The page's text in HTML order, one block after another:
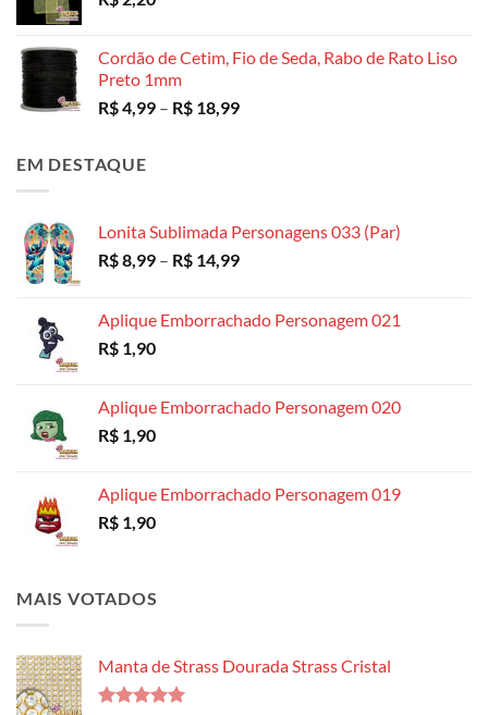
Cordão de Cetim, Fio de Seda, Rabo de Rato Liso
Preto 1mm
R$4,99 – R$ 18,99Faixa
EM DESTAQUE
Lonita Sublimada Personagens 033 (Par)
R$8,99 – R$ 14,99Faixa
R$ 8,99
Aplique Emborrachado Personagem 021
R$ 1,90
Aplique Emborrachado Personagem 020
R$ 1,90
Aplique Emborrachado Personagem 019
R$ 1,90
MAIS VOTADOS
Manta de Strass Dourada Strass Cristal